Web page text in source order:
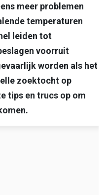
meer problemen
temperaturen
leiden tot
voorruit
worden als het
zoektocht op
tips en trucs op om